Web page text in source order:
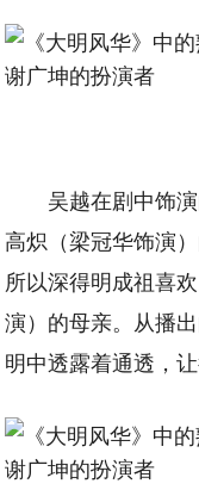
吴越在剧中饰
高炽（梁冠华饰演
所以深得明成祖喜
演）的母亲。从播
明中透露着通透，